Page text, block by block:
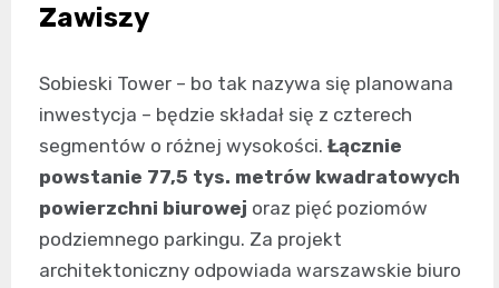
Zawiszy
Sobieski Tower – bo tak nazywa się planowana
inwestycja – będzie składał się z czterech
segmentów o różnej wysokości. Łącznie
powstanie 77,5 tys. metrów kwadratowych
powierzchni biurowej oraz pięć poziomów
podziemnego parkingu. Za projekt
architektoniczny odpowiada warszawskie biuro